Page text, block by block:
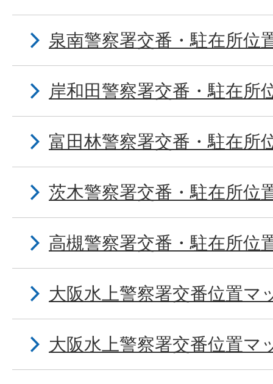
泉南警察署交番・駐在所位
岸和田警察署交番・駐在所
富田林警察署交番・駐在所
茨木警察署交番・駐在所位
高槻警察署交番・駐在所位
大阪水上警察署交番位置マ
大阪水上警察署交番位置マ